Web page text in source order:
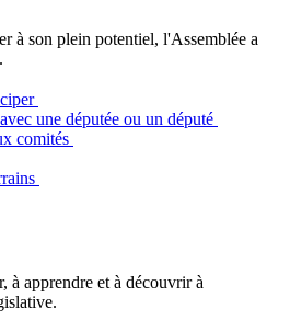
à son plein potentiel, l'Assemblée a
une députée ou un député
comités
à apprendre et à découvrir à